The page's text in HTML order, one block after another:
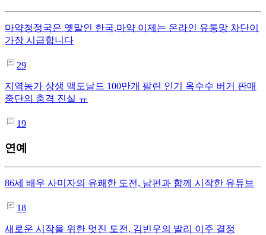
마약청정국은 옛말인 한국,마약 이제는 온라인 유통망 차단이
가장 시급합니다
29
지역농가 상생 맥도날드 100만개 팔린 인기 옥수수 버거 판매
중단의 충격 진실 ㅠ
19
연예
86세 배우 사미자의 유쾌한 도전, 남편과 함께 시작한 유튜브
18
새로운 시작을 위한 멋진 도전, 김빈우의 발리 이주 결정